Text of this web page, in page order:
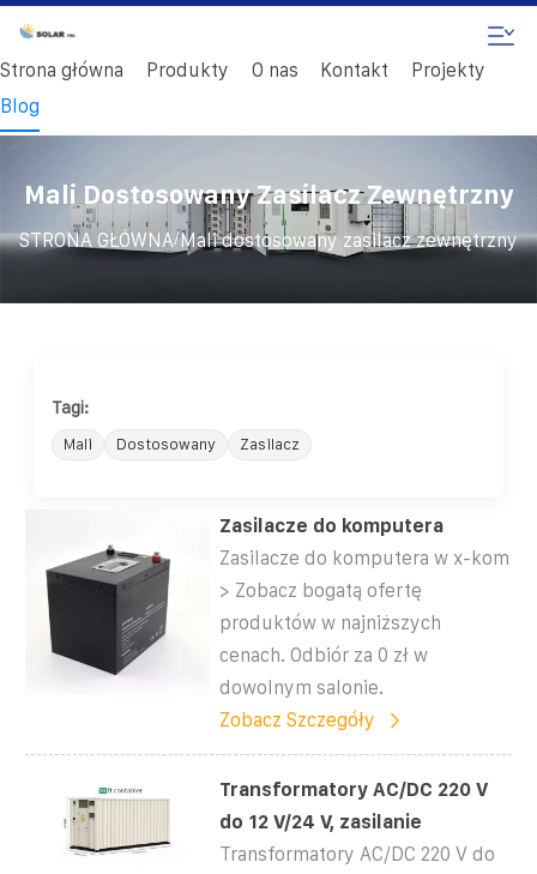
Strona główna Produkty O nas Kontakt
Projekty
Blog
Mali Dostosowany Zasilacz Zewnętrzny
STRONA GŁÓWNA/ Mali dostosowany zasilacz zewnętrzny
Tagi:
Mali Dostosowany Zasilacz
Zasilacze do komputera
Zasilacze do komputera w x-kom
> Zobacz bogatą ofertę
produktów w najniższych
cenach. Odbiór za 0 zł w
dowolnym salonie.
Zobacz Szczegóły
Transformatory AC/DC 220 V
do 12 V/24 V, zasilanie
Transformatory AC/DC 220 V do